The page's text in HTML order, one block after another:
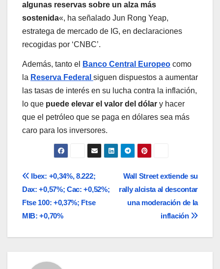
algunas reservas sobre un alza más
sostenida«, ha señalado Jun Rong Yeap,
estratega de mercado de IG, en declaraciones
recogidas por ‘CNBC’.
Además, tanto el Banco Central Europeo como
la Reserva Federal siguen dispuestos a aumentar
las tasas de interés en su lucha contra la inflación,
lo que puede elevar el valor del dólar y hacer
que el petróleo que se paga en dólares sea más
caro para los inversores.
Navegación
de
entradas
Wall Street extiende su
rally alcista al descontar
una moderación de la
inflación
Ibex: +0,34%, 8.222;
Dax: +0,57%; Cac: +0,52%;
Ftse 100: +0,37%; Ftse
MIB: +0,70%